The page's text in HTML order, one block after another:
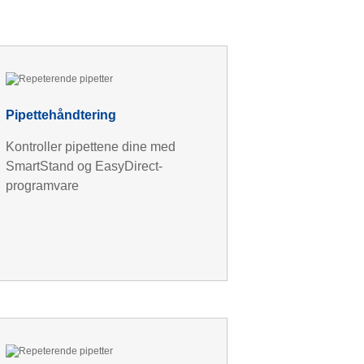
Pipettehåndtering
Kontroller pipettene dine med
SmartStand og EasyDirect-
programvare